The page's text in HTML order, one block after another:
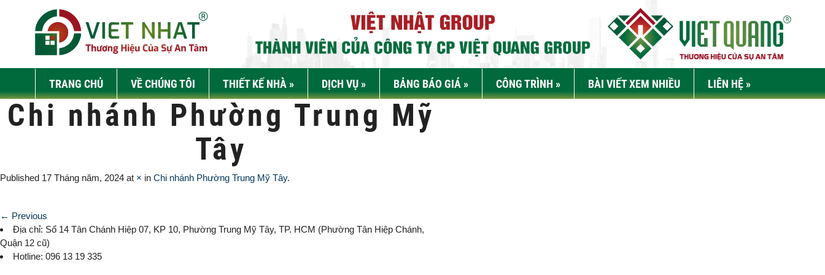
TRANG CHỦ VỀ CHÚNG TÔI THIẾT KẾ NHÀ » DỊCH VỤ » BẢNG BÁO GIÁ » CÔNG TRÌNH » BÀI VIẾT XEM NHIỀU LIÊN HỆ »
Chi nhánh Phường Trung Mỹ
Tây
Published 17 Tháng năm, 2024 at × in Chi nhánh Phường Trung Mỹ Tây.
← Previous
Địa chỉ: Số 14 Tân Chánh Hiệp 07, KP 10, Phường Trung Mỹ Tây, TP. HCM (Phường Tân Hiệp Chánh,
Quận 12 cũ)
Hotline: 096 13 19 335